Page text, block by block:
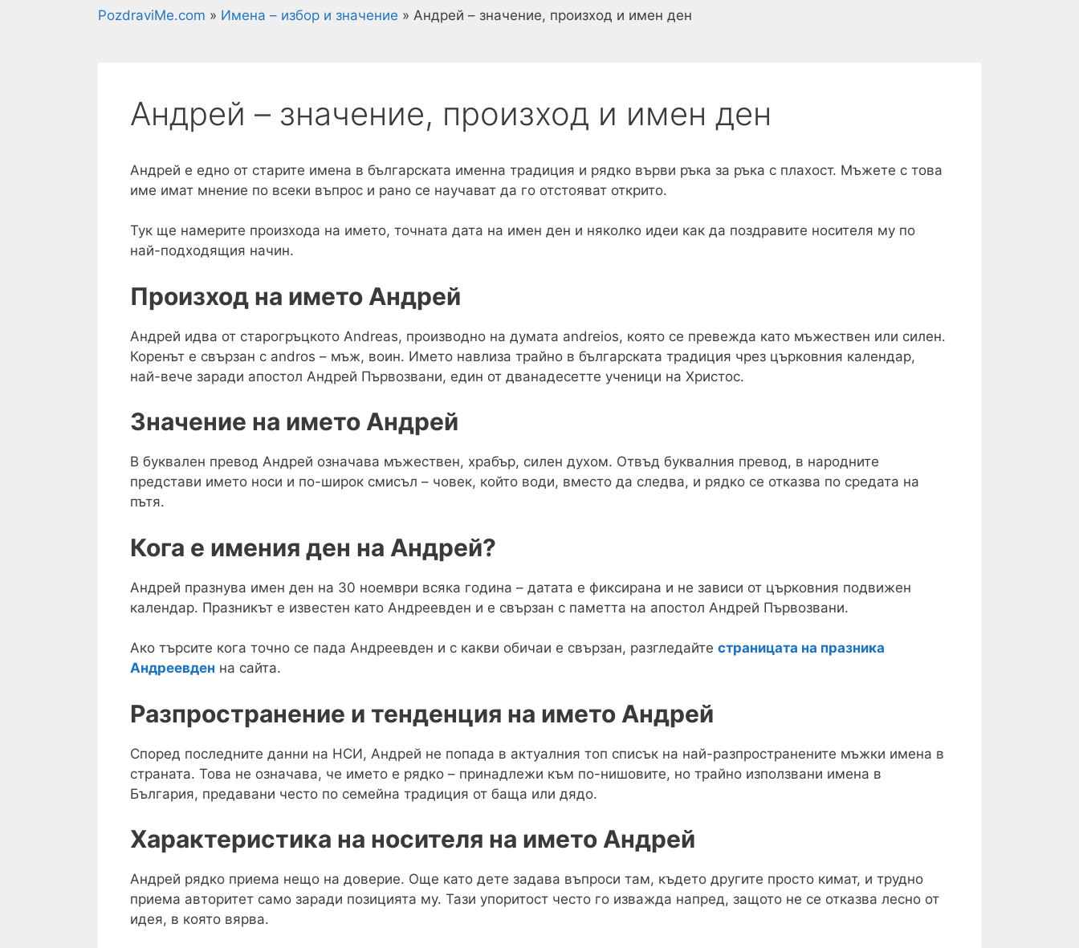
PozdraviMe.com » Имена – избор и значение » Андрей – значение, произход и имен ден
Андрей – значение, произход и имен ден
Андрей е едно от старите имена в българската именна традиция и рядко върви ръка за ръка с плахост. Мъжете с това
име имат мнение по всеки въпрос и рано се научават да го отстояват открито.
Тук ще намерите произхода на името, точната дата на имен ден и няколко идеи как да поздравите носителя му по
най-подходящия начин.
Произход на името Андрей
Андрей идва от старогръцкото Andreas, производно на думата andreios, която се превежда като мъжествен или силен.
Коренът е свързан с andros – мъж, воин. Името навлиза трайно в българската традиция чрез църковния календар,
най-вече заради апостол Андрей Първозвани, един от дванадесетте ученици на Христос.
Значение на името Андрей
В буквален превод Андрей означава мъжествен, храбър, силен духом. Отвъд буквалния превод, в народните
представи името носи и по-широк смисъл – човек, който води, вместо да следва, и рядко се отказва по средата на
пътя.
Кога е имения ден на Андрей?
Андрей празнува имен ден на 30 ноември всяка година – датата е фиксирана и не зависи от църковния подвижен
календар. Празникът е известен като Андреевден и е свързан с паметта на апостол Андрей Първозвани.
Ако търсите кога точно се пада Андреевден и с какви обичаи е свързан, разгледайте страницата на празника
Андреевден на сайта.
Разпространение и тенденция на името Андрей
Според последните данни на НСИ, Андрей не попада в актуалния топ списък на най-разпространените мъжки имена в
страната. Това не означава, че името е рядко – принадлежи към по-нишовите, но трайно използвани имена в
България, предавани често по семейна традиция от баща или дядо.
Характеристика на носителя на името Андрей
Андрей рядко приема нещо на доверие. Още като дете задава въпроси там, където другите просто кимат, и трудно
приема авторитет само заради позицията му. Тази упоритост често го изважда напред, защото не се отказва лесно от
идея, в която вярва.